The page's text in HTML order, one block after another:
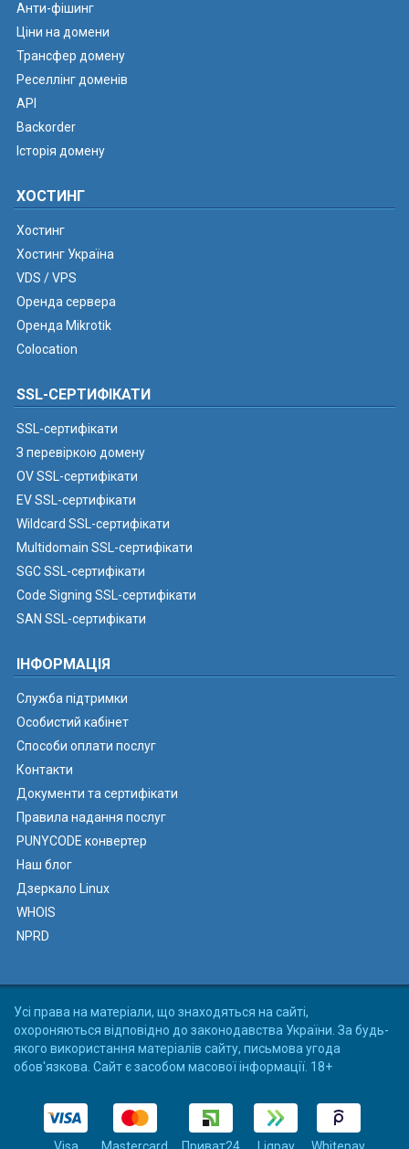
Анти-фішинг
Ціни на домени
Трансфер домену
Реселлінг доменів
API
Backorder
Історія домену
ХОСТИНГ
Хостинг
Хостинг Україна
VDS / VPS
Оренда сервера
Оренда Mikrotik
Colocation
SSL-СЕРТИФІКАТИ
SSL-сертифікати
З перевіркою домену
OV SSL-сертифікати
EV SSL-сертифікати
Wildcard SSL-сертифікати
Multidomain SSL-сертифікати
SGC SSL-сертифікати
Code Signing SSL-сертифікати
SAN SSL-сертифікати
ІНФОРМАЦІЯ
Служба підтримки
Особистий кабінет
Способи оплати послуг
Контакти
Документи та сертифікати
Правила надання послуг
PUNYCODE конвертер
Наш блог
Дзеркало Linux
WHOIS
NPRD
Усі права на матеріали, що знаходяться на сайті,
охороняються відповідно до законодавства України. За будь-
якого використання матеріалів сайту, письмова угода
обов'язкова. Сайт є засобом масової інформації. 18+